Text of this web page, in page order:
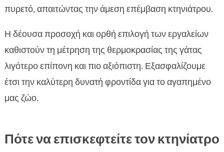
πυρετό, απαιτώντας την άμεση επέμβαση κτηνιάτρου.
Η δέουσα προσοχή και ορθή επιλογή των εργαλείων
καθιστούν τη μέτρηση της θερμοκρασίας της γάτας
λιγότερο επίπονη και πιο αξιόπιστη. Εξασφαλίζουμε
έτσι την καλύτερη δυνατή φροντίδα για το αγαπημένο
μας ζώο.
Πότε να επισκεφτείτε τον κτηνίατρο